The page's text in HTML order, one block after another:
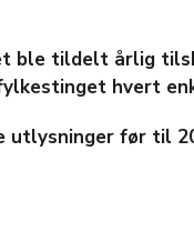
ble tildelt årlig
hvert
utlysninger før til